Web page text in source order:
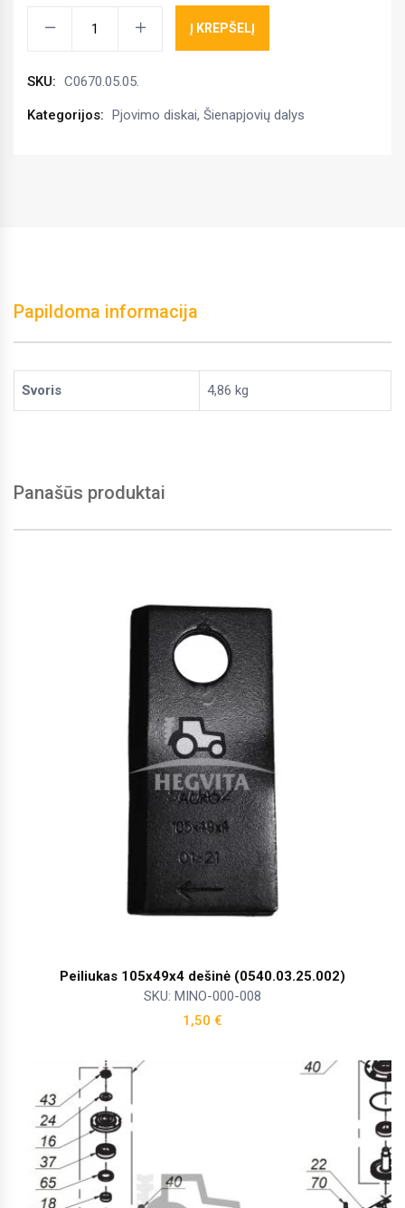
būgnu
670.05.05.004
Į KREPŠELĮ
SKU: C0670.05.05.
Kategorijos: Pjovimo diskai, Šienapjovių dalys
Papildoma informacija
Svoris 4,86 kg
Panašūs produktai
Peiliukas 105x49x4 dešinė (0540.03.25.002)
SKU: MINO-000-008
1,50 €